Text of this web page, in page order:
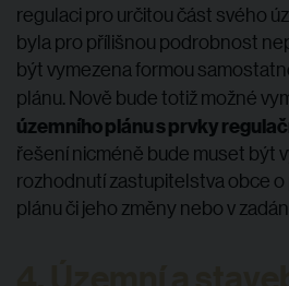
regulaci pro určitou část svého
byla pro přílišnou podrobnost
být vymezena formou
plánu. Nově bude totiž možné
územního plánu s prvky
řešení nicméně bude muset být
rozhodnutí zastupitelstva obce o
plánu či jeho změny nebo v